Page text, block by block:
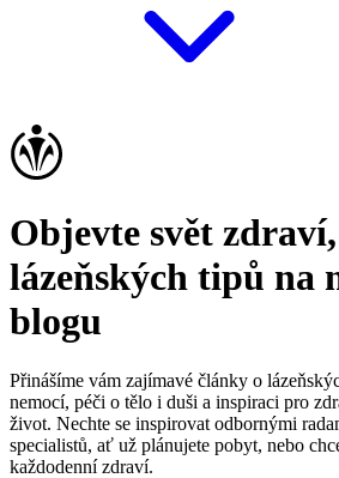
Objevte svět
lázeňských tipů na
blogu
Přinášíme vám zajímavé články o
nemocí, péči o tělo i duši a inspiraci pro
život. Nechte se inspirovat odbornými
specialistů, ať už plánujete pobyt, nebo
každodenní zdraví.